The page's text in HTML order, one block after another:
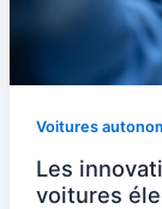
Voitures
Les
voitures